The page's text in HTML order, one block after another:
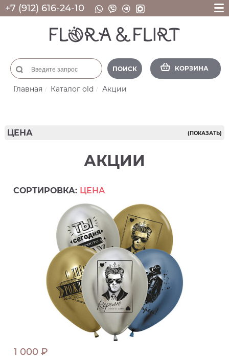
+7 (912) 616-24-10
ПОИСК КОРЗИНА
Главная Каталог old Акции
ЦЕНА (ПОКАЗАТЬ)
АКЦИИ
СОРТИРОВКА: ЦЕНА
1 000 ₽